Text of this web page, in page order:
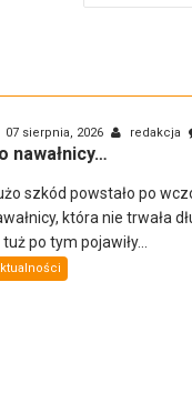
07 sierpnia, 2026 redakcja
nawałnicy…
szkód powstało po
która nie trwała
po tym pojawiły...